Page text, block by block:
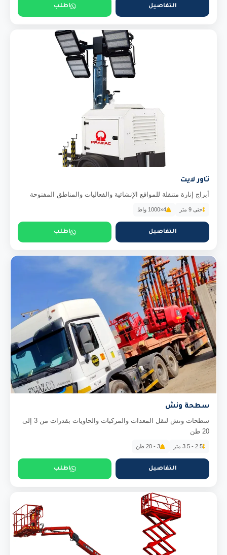
التفاصيل اطلب
تاور لايت
أبراج إنارة متنقلة للمواقع الإنشائية والفعاليات والمناطق المفتوحة
حتى 9 متر 4×1000 واط
التفاصيل اطلب
سطحة ونش
سطحات ونش لنقل المعدات والمركبات والحاويات بقدرات من 3 إلى
20 طن
2.5 - 3.5 متر 3 - 20 طن
التفاصيل اطلب